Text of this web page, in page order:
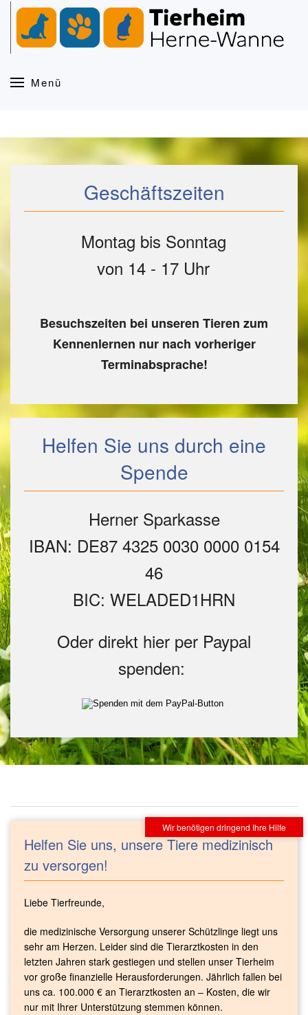
Zum Hauptinhalt springen
Menü
Geschäftszeiten
Montag bis Sonntag
von 14 - 17 Uhr
Besuchszeiten bei unseren Tieren zum
Kennenlernen nur nach vorheriger
Terminabsprache!
Helfen Sie uns durch eine
Spende
Herner Sparkasse
IBAN: DE87 4325 0030 0000 0154
46
BIC: WELADED1HRN
Oder direkt hier per Paypal
spenden:
Helfen Sie uns, unsere Tiere medizinisch
zu versorgen!
Liebe Tierfreunde,
die medizinische Versorgung unserer Schützlinge liegt uns
sehr am Herzen. Leider sind die Tierarztkosten in den
letzten Jahren stark gestiegen und stellen unser Tierheim
vor große finanzielle Herausforderungen. Jährlich fallen bei
uns ca. 100.000 € an Tierarztkosten an – Kosten, die wir
nur mit Ihrer Unterstützung stemmen können.